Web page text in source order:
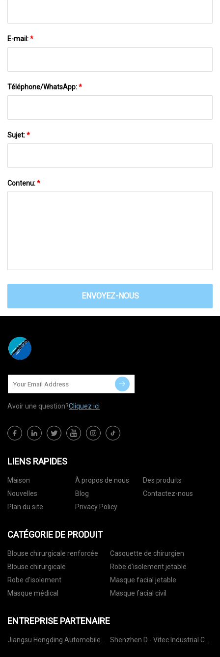
E-mail:*
Téléphone/WhatsApp:*
Sujet:*
Contenu:*
ENVOYEZ-NOUS
Avoir une question?Cliquez ici
LIENS RAPIDES
Maison À propos de nous
Des produits
Nouvelles
Blog
Contactez-nous
Plan du site
Privacy Policy
CATÉGORIE DE PRODUIT
Blouse chirurgicale renforcée
Casquette de chirurgien
Blouse chirurgicale
Robe d'isolement jetable
Robe d'isolement
Masque facial jetable
Masque médical
Masque facial civil
ENTREPRISE PARTENAIRE
Jiangsu Hongding Automobile
Shenzhen D - Vitec Industrial Co.,